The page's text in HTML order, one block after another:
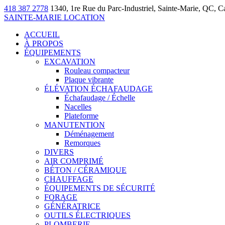
418 387 2778 1340, 1re Rue du Parc-Industriel, Sainte-Marie, QC,
SAINTE-MARIE LOCATION
ACCUEIL
À PROPOS
ÉQUIPEMENTS
EXCAVATION
Rouleau compacteur
Plaque vibrante
ÉLÉVATION ÉCHAFAUDAGE
Échafaudage / Échelle
Nacelles
Plateforme
MANUTENTION
Déménagement
Remorques
DIVERS
AIR COMPRIMÉ
BÉTON / CÉRAMIQUE
CHAUFFAGE
ÉQUIPEMENTS DE SÉCURITÉ
FORAGE
GÉNÉRATRICE
OUTILS ÉLECTRIQUES